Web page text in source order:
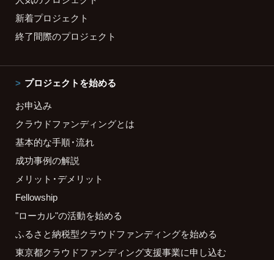
新着プロジェクト
終了間際のプロジェクト
プロジェクトを始める
お申込み
クラウドファンディングとは
基本的な手順・流れ
成功事例の解説
メリット・デメリット
Fellowship
"ローカル"の活動を始める
ふるさと納税型クラウドファンディングを始める
東京都クラウドファンディング支援事業に申し込む